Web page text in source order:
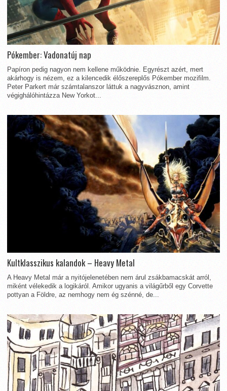
Pókember: Vadonatúj nap
Papíron pedig nagyon nem kellene működnie. Egyrészt azért, mert
akárhogy is nézem, ez a kilencedik élőszereplős Pókember mozifilm.
Peter Parkert már számtalanszor láttuk a nagyvásznon, amint
végighálóhintázza New Yorkot...
Kultklasszikus kalandok – Heavy Metal
A Heavy Metal már a nyitójelenetében nem árul zsákbamacskát arról,
miként vélekedik a logikáról. Amikor ugyanis a világűrből egy Corvette
pottyan a Földre, az nemhogy nem ég szénné, de...